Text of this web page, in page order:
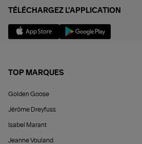
TÉLÉCHARGEZ L'APPLICATION
TOP MARQUES
Golden Goose
Jérôme Dreyfuss
Isabel Marant
Jeanne Vouland